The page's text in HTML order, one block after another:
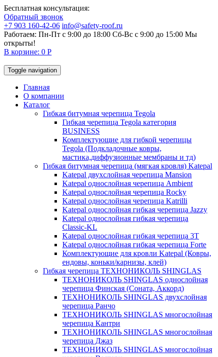
Бесплатная консультация:
Обратный звонок
+7 903 160-42-06 info@safety-roof.ru
Работаем: Пн-Пт с 9:00 до 18:00 Сб-Вс c 9:00 до 15:00 Мы
открыты!
В корзине: 0 Р
Toggle navigation
Главная
О компании
Каталог
Гибкая битумная черепица Tegola
Гибкая черепица Tegola категория
BUSINESS
Комплектующие для гибкой черепицы
Tegola (Подкладочные ковры,
мастика,диффузионные мембраны и тд)
Гибкая битумная черепица (мягкая кровля) Katepal
Katepal двухслойная черепица Mansion
Katepal однослойная черепица Ambient
Katepal однослойная черепица Rocky
Katepal однослойная черепица Katrilli
Katepal однослойная гибкая черепица Jazzy
Katepal однослойная гибкая черепица
Classic-KL
Katepal однослойная гибкая черепица 3T
Katepal однослойная гибкая черепица Forte
Комплектующие для кровли Katepal (Ковры,
ендовы, коньки/карнизы, клей)
Гибкая черепица ТЕХНОНИКОЛЬ SHINGLAS
ТЕХНОНИКОЛЬ SHINGLAS однослойная
черепица Финская (Соната, Аккорд)
ТЕХНОНИКОЛЬ SHINGLAS двухслойная
черепица Ранчо
ТЕХНОНИКОЛЬ SHINGLAS многослойная
черепица Кантри
ТЕХНОНИКОЛЬ SHINGLAS многослойная
черепица Джаз
ТЕХНОНИКОЛЬ SHINGLAS многослойная